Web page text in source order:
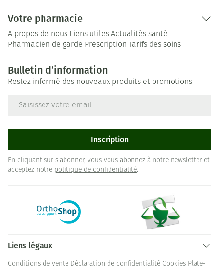
Votre pharmacie
A propos de nous Liens utiles Actualités santé
Pharmacien de garde Prescription Tarifs des soins
Bulletin d’information
Restez informé des nouveaux produits et promotions
Inscription
En cliquant sur s'abonner, vous vous abonnez à notre newsletter et
acceptez notre politique de confidentialité.
Liens légaux
Conditions de vente Déclaration de confidentialité Cookies Plate-